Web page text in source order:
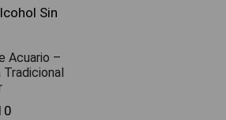
Sin
Acuario –
Tradicional